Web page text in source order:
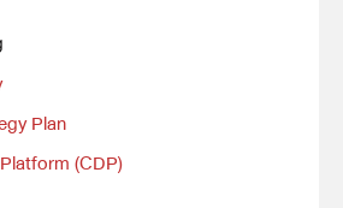
Plan
(CDP)